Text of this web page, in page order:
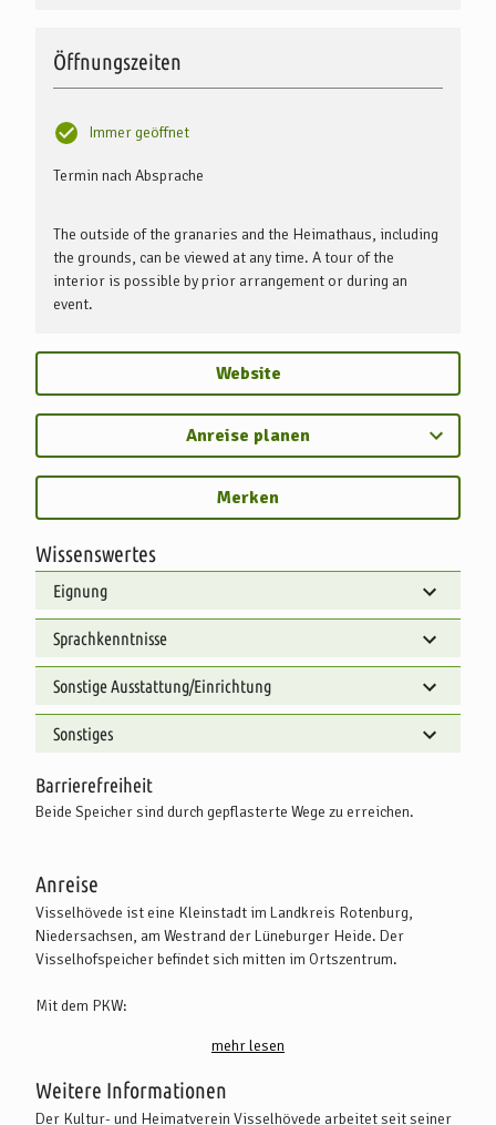
Wissenswertes
Eignung
Sprachkenntnisse
Sonstige Ausstattung/Einrichtung
Sonstiges
Barrierefreiheit
Beide Speicher sind durch gepflasterte Wege zu erreichen.
Anreise
Visselhövede ist eine Kleinstadt im Landkreis Rotenburg,
Niedersachsen, am Westrand der Lüneburger Heide. Der
Visselhofspeicher befindet sich mitten im Ortszentrum.
Mit dem PKW:
Richtung Hannover (Abfahrt Verden Süd) und über die kleine
Visselhövede führt.
mehr lesen
Weitere Informationen
Der Kultur- und Heimatverein Visselhövede arbeitet seit seiner
Öffnungszeiten
Immer geöffnet
Termin nach Absprache
The outside of the granaries and the Heimathaus, including
the grounds, can be viewed at any time. A tour of the
interior is possible by prior arrangement or during an
event.
Website
Anreise planen
Merken